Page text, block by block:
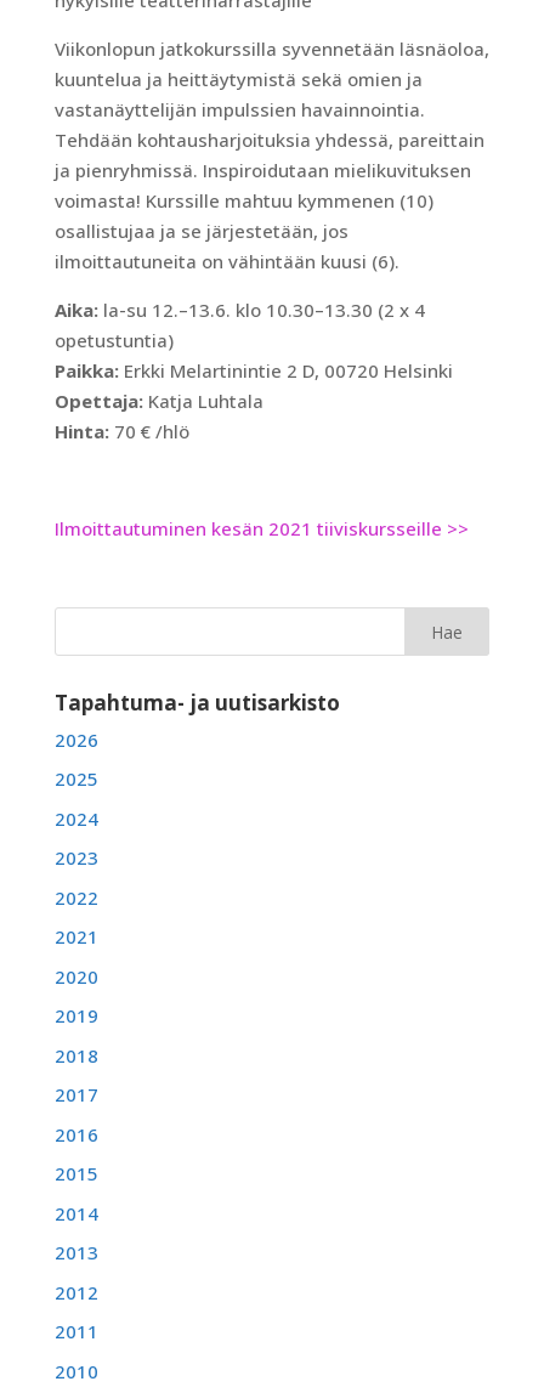
Viikonlopun jatkokurssilla syvennetään läsnäoloa,
kuuntelua ja heittäytymistä sekä omien ja
vastanäyttelijän impulssien havainnointia.
Tehdään kohtausharjoituksia yhdessä, pareittain
ja pienryhmissä. Inspiroidutaan mielikuvituksen
voimasta! Kurssille mahtuu kymmenen (10)
osallistujaa ja se järjestetään, jos
ilmoittautuneita on vähintään kuusi (6).
Aika:la-su 12.–13.6. klo 10.30–13.30 (2 x 4
opetustuntia)
Paikka:Erkki Melartinintie 2 D, 00720 Helsinki
Opettaja:Katja Luhtala
Hinta:70 € /hlö
Ilmoittautuminen kesän 2021 tiiviskursseille >>
Tapahtuma- ja uutisarkisto
2026
2025
2024
2023
2022
2021
2020
2019
2018
2017
2016
2015
2014
2013
2012
2011
2010